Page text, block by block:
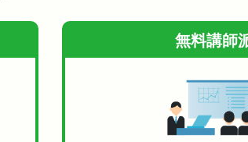
無料講師